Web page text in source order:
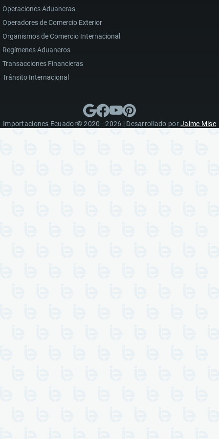
Operaciones Aduaneras
Operadores de Comercio Exterior
Organismos de Comercio Internacional
Regímenes Aduaneros
Transacciones Financieras
Tránsito Internacional
Importaciones Ecuador© 2020 - 2026 | Desarrollado porJaime Mise